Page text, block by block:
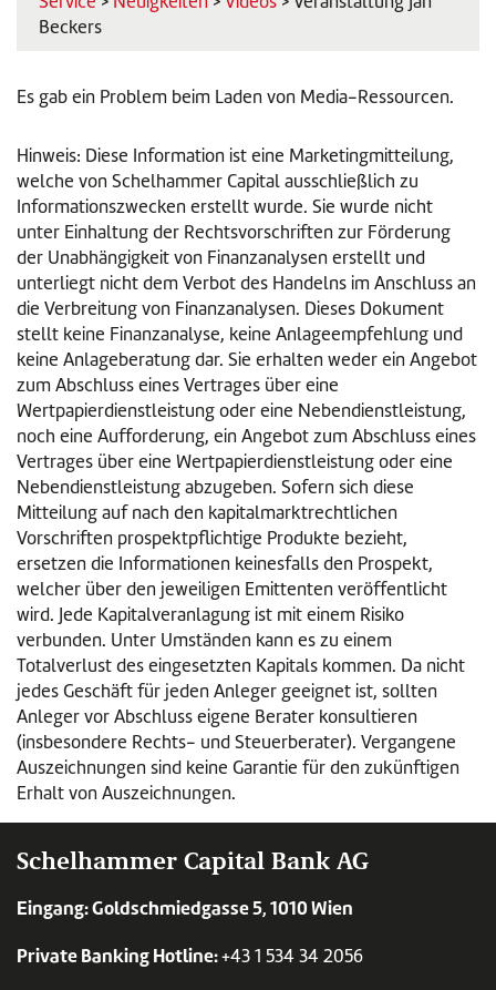
Beckers
Es gab ein Problem beim Laden von Media-Ressourcen.
Hinweis: Diese Information ist eine Marketingmitteilung,
welche von Schelhammer Capital ausschließlich zu
Informationszwecken erstellt wurde. Sie wurde nicht
unter Einhaltung der Rechtsvorschriften zur Förderung
der Unabhängigkeit von Finanzanalysen erstellt und
unterliegt nicht dem Verbot des Handelns im Anschluss an
die Verbreitung von Finanzanalysen. Dieses Dokument
stellt keine Finanzanalyse, keine Anlageempfehlung und
keine Anlageberatung dar. Sie erhalten weder ein Angebot
zum Abschluss eines Vertrages über eine
Wertpapierdienstleistung oder eine Nebendienstleistung,
noch eine Aufforderung, ein Angebot zum Abschluss eines
Vertrages über eine Wertpapierdienstleistung oder eine
Nebendienstleistung abzugeben. Sofern sich diese
Mitteilung auf nach den kapitalmarktrechtlichen
Vorschriften prospektpflichtige Produkte bezieht,
ersetzen die Informationen keinesfalls den Prospekt,
welcher über den jeweiligen Emittenten veröffentlicht
wird. Jede Kapitalveranlagung ist mit einem Risiko
verbunden. Unter Umständen kann es zu einem
Totalverlust des eingesetzten Kapitals kommen. Da nicht
jedes Geschäft für jeden Anleger geeignet ist, sollten
Anleger vor Abschluss eigene Berater konsultieren
(insbesondere Rechts- und Steuerberater). Vergangene
Auszeichnungen sind keine Garantie für den zukünftigen
Erhalt von Auszeichnungen.
Schelhammer Capital Bank AG
Eingang: Goldschmiedgasse 5, 1010 Wien
Private Banking Hotline:+43 1 534 34 2056